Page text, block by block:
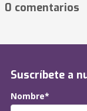
0 comentarios
Suscríbete a
Nombre*